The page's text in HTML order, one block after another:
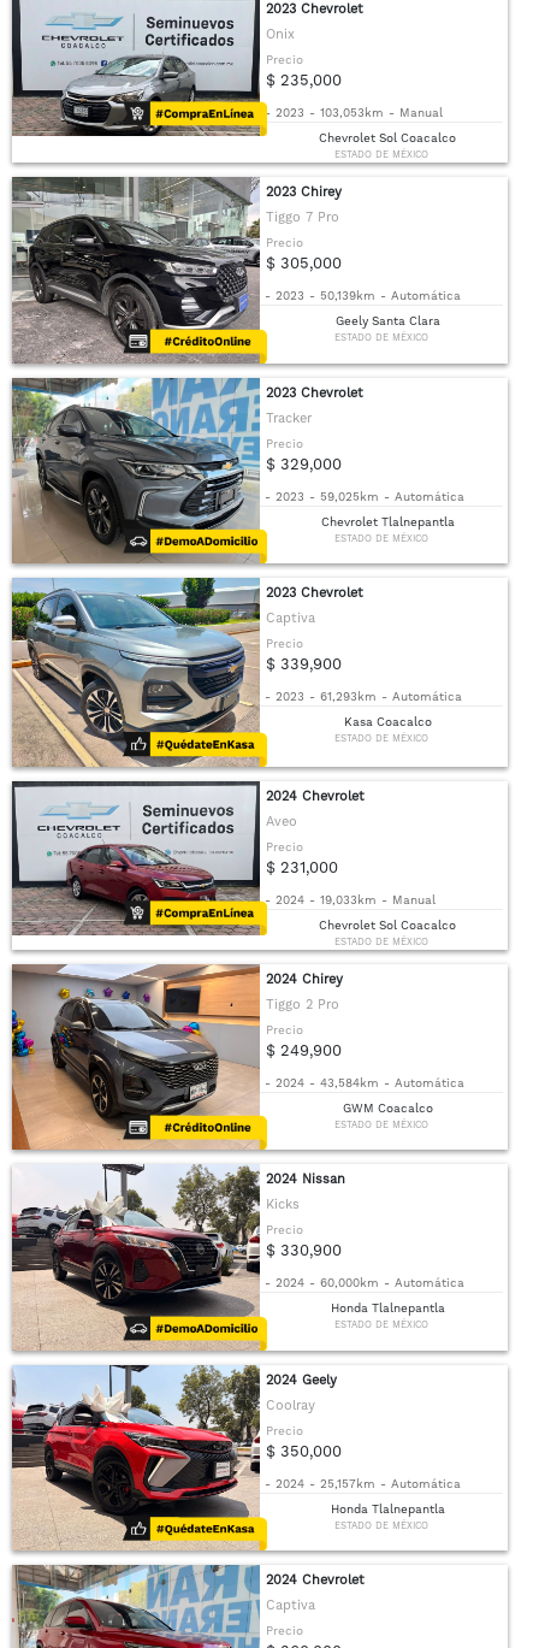
2023 Chevrolet
Onix
Precio
$ 235,000
- 2023 - 103,053km - Manual
Chevrolet Sol Coacalco
ESTADO DE MÉXICO
2023 Chirey
Tiggo 7 Pro
Precio
$ 305,000
- 2023 - 50,139km - Automática
Geely Santa Clara
ESTADO DE MÉXICO
2023 Chevrolet
Tracker
Precio
$ 329,000
- 2023 - 59,025km - Automática
Chevrolet Tlalnepantla
ESTADO DE MÉXICO
2023 Chevrolet
Captiva
Precio
$ 339,900
- 2023 - 61,293km - Automática
Kasa Coacalco
ESTADO DE MÉXICO
2024 Chevrolet
Aveo
Precio
$ 231,000
- 2024 - 19,033km - Manual
Chevrolet Sol Coacalco
ESTADO DE MÉXICO
2024 Chirey
Tiggo 2 Pro
Precio
$ 249,900
- 2024 - 43,584km - Automática
GWM Coacalco
ESTADO DE MÉXICO
2024 Nissan
Kicks
Precio
$ 330,900
- 2024 - 60,000km - Automática
Honda Tlalnepantla
ESTADO DE MÉXICO
2024 Geely
Coolray
Precio
$ 350,000
- 2024 - 25,157km - Automática
Honda Tlalnepantla
ESTADO DE MÉXICO
2024 Chevrolet
Captiva
Precio